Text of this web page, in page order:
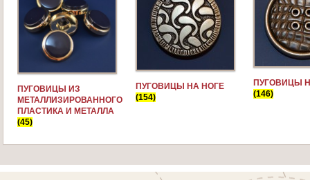
ПУГОВИЦЫ ИЗ
МЕТАЛЛИЗИРОВАННОГО
ПЛАСТИКА И МЕТАЛЛА
(45)
ПУГОВИЦЫ НА НОГЕ
(154)
ПУГОВИЦЫ
(146)